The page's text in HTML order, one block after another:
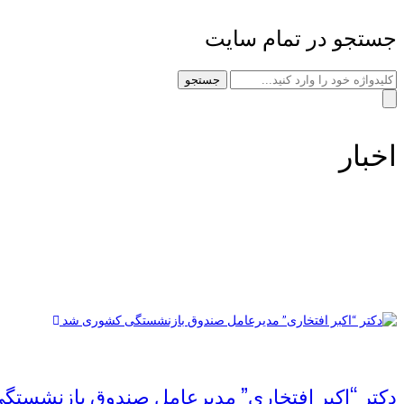
جستجو در تمام سایت
جستجو
اخبار
دکتر “اکبر افتخاری” مدیرعامل صندوق